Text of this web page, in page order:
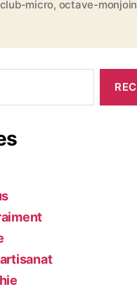
club-micro, octave-monjoin